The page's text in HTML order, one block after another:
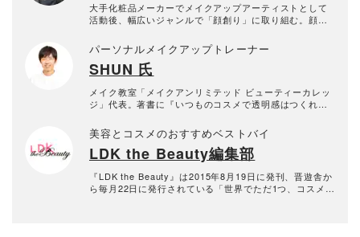
大手化粧品メーカーでメイクアップアーティストとして
活動後、幅広いジャンルで「顔創り」に取り組む。顔を
tor」というジャンルを開拓。「自分のキレイは自分で創
る」をモットーに誰もが自分の専属メイクアップアーテ
ィストになれると信じ、教育や地域活動に邁進中。
パーソナルメイクアップトレーナー
SHUN 氏
メイク教室「メイクアンリミテッド ビューティーカレッ
ジ」代表。著書に『いつものコスメで透明感はつくれ
美容とコスメのおすすめベストバイ
LDK the Beauty編集部
『LDK the Beauty』は2015年8月19日に発刊、晋遊舎か
ら毎月22日に発行されている「世界でただ1つ、コスメを